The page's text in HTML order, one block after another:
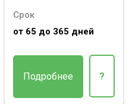
Срок
от 65 до 365 дней
Подробнее ?